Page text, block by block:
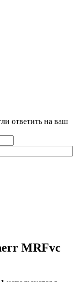
ответить на ваш
MRFvc